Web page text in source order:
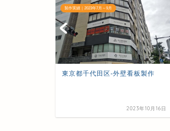
製作実績｜2023年7月～9月
東京都千代田区-外壁看板製作
2023年10月16日